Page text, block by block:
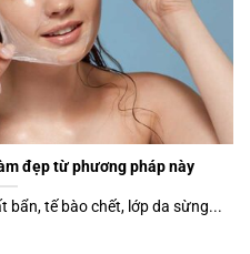
đẹp từ phương pháp này
bẩn, tế bào chết, lớp da sừng...